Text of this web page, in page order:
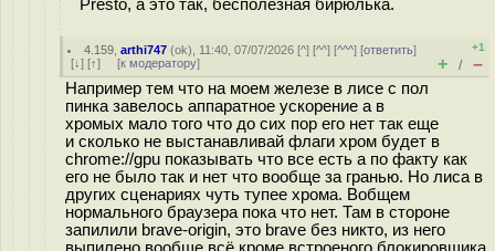
Presto, а это так, бесполезная бирюлька.
4.159 ,arthi747 (ok), 11:40, 07/07/2026 [^] [^^] [^^^] [ответить]
[↓] [↑] [к модератору]
+1
+ / –
Например тем что на моем железе в лисе с пол
пинка завелось аппаратное ускорение а в
хромых мало того что до сих пор его нет так еще
и сколько не выстанавливай флаги хром будет в
chrome://gpu показывать что все есть а по факту как
его не было так и нет что вообще за гранью. Но лиса в
других сценариях чуть тупее хрома. Вобщем
нормального браузера пока что нет. Там в стороне
запилили brave-origin, это brave без никто, из него